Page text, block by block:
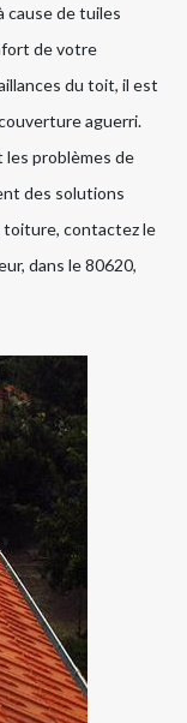
cause de tuiles
de votre
du toit, il est
aguerri.
les problèmes de
des solutions
toiture, contactez le
dans le 80620,